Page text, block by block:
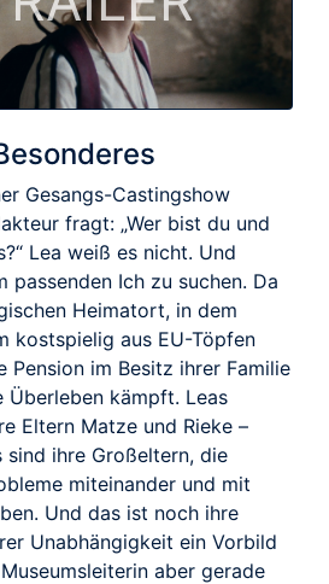
Gesangs-Castingshow
fragt: „Wer bist du und
Lea weiß es nicht. Und
passenden Ich zu suchen. Da
Heimatort, in dem
kostspielig aus EU-Töpfen
Pension im Besitz ihrer Familie
kämpft. Leas
Eltern Matze und Rieke –
ihre Großeltern, die
miteinander und mit
Und das ist noch ihre
Unabhängigkeit ein Vorbild
aber gerade